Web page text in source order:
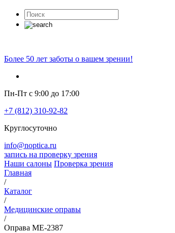
Более 50 лет заботы о вашем зрении!
Пн-Пт с 9:00 до 17:00
+7 (812) 310-92-82
Круглосуточно
info@noptica.ru
запись на проверку зрения
Наши салоны Проверка зрения
Главная
/
Каталог
/
Медицинские оправы
/
Оправа ME-2387